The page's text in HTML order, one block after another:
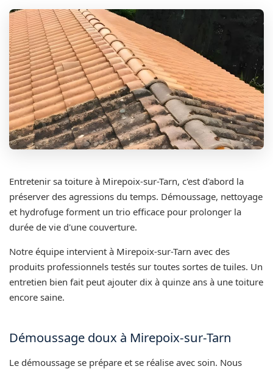
Entretenir sa toiture à Mirepoix-sur-Tarn, c'est d'abord la
préserver des agressions du temps. Démoussage, nettoyage
et hydrofuge forment un trio efficace pour prolonger la
durée de vie d'une couverture.
Notre équipe intervient à Mirepoix-sur-Tarn avec des
produits professionnels testés sur toutes sortes de tuiles. Un
entretien bien fait peut ajouter dix à quinze ans à une toiture
encore saine.
Démoussage doux à Mirepoix-sur-Tarn
Le démoussage se prépare et se réalise avec soin. Nous